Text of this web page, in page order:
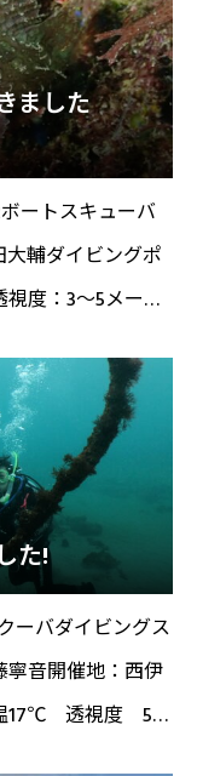
ました
ートスキューバ
輔ダイビングポ
度：3～5メート
た!
ーバダイビングス
音開催地：西伊
17℃ 透視度 5～